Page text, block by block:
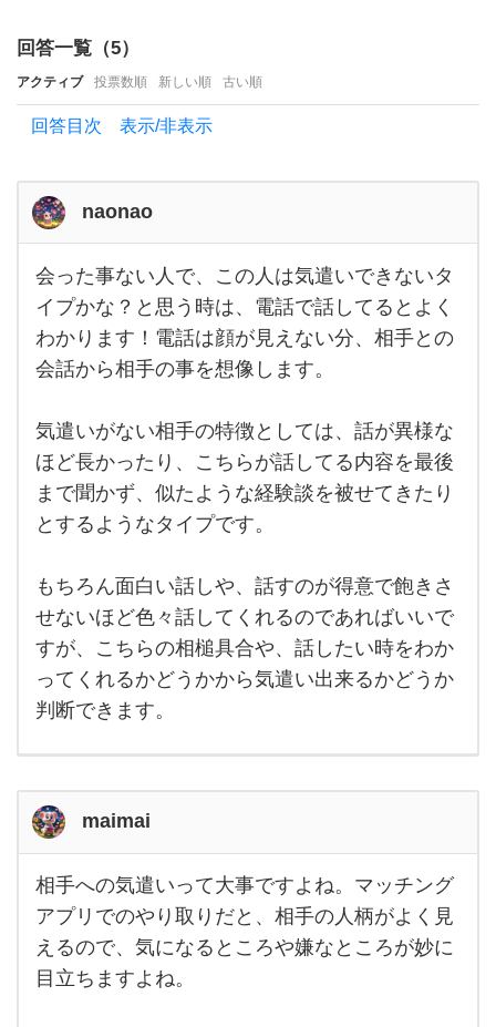
う
人
の
徴
が
あ
れ
ば
教
え
て
く
だ
さ
(^^)
最
近
マ
ッ
チ
回答一覧（5）
アクティブ 投票数順 新しい順 古い順
回答目次 表示/非表示
naonao
会っ
た事
ない
人
で、
この
いで
きな
いタ
イプ
か
な？
と思
電話
で
会った事ない人で、この人は気遣いできないタ
イプかな？と思う時は、電話で話してるとよく
わかります！電話は顔が見えない分、相手との
会話から相手の事を想像します。
気遣いがない相手の特徴としては、話が異様な
ほど長かったり、こちらが話してる内容を最後
まで聞かず、似たような経験談を被せてきたり
とするようなタイプです。
もちろん面白い話しや、話すのが得意で飽きさ
せないほど色々話してくれるのであればいいで
すが、こちらの相槌具合や、話したい時をわか
ってくれるかどうかから気遣い出来るかどうか
判断できます。
maimai
相手
への
いっ
て大
事で
相手への気遣いって大事ですよね。マッチング
アプリでのやり取りだと、相手の人柄がよく見
えるので、気になるところや嫌なところが妙に
目立ちますよね。